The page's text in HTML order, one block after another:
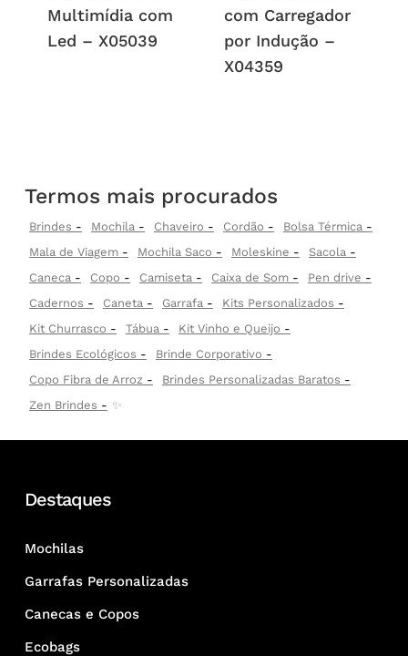
Multimídia com
Led – X05039
com Carregador
por Indução –
X04359
Termos mais procurados
Brindes Mochila Chaveiro Cordão
Bolsa Térmica
Mala de Viagem
Mochila Saco Moleskine
Sacola
Caneca
Copo Camiseta Caixa de Som
Pen drive
Cadernos
Caneta Garrafa
Kits Personalizados
Kit Churrasco
Tábua
Kit Vinho e Queijo
Brindes Ecológicos
Brinde Corporativo
Copo Fibra de Arroz
Brindes Personalizadas Baratos
Zen Brindes
✨
Destaques
Mochilas
Garrafas Personalizadas
Canecas e Copos
Ecobags